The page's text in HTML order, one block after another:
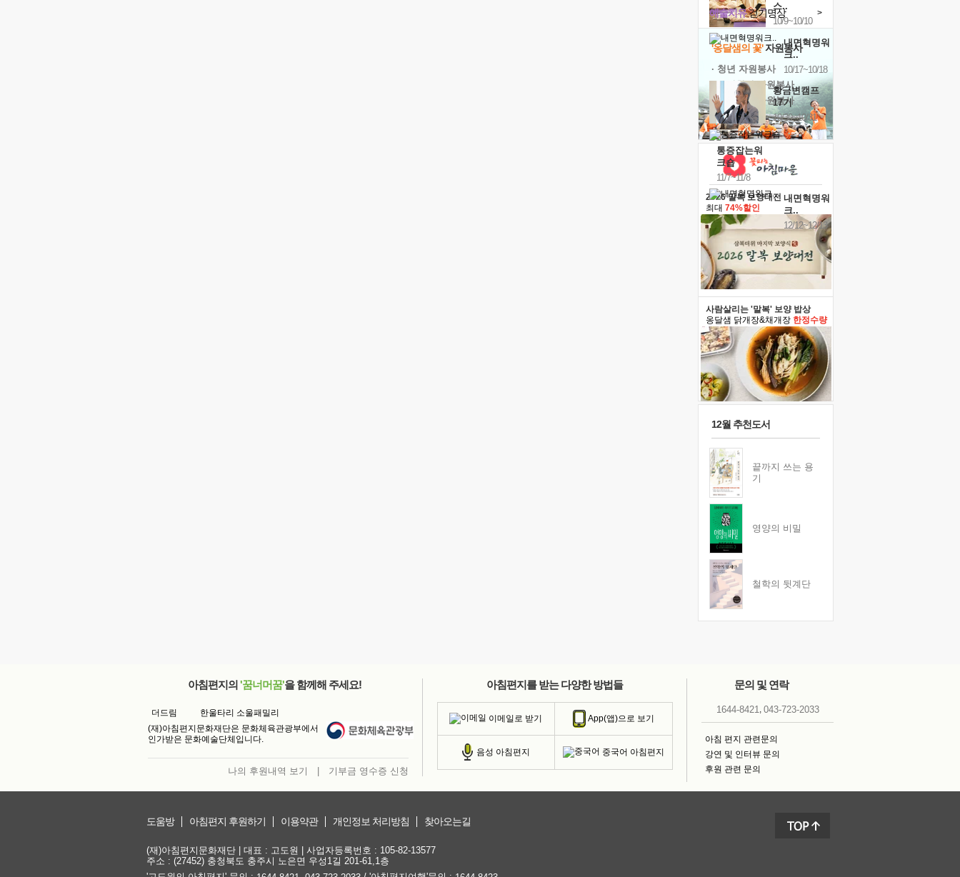
스..
10/9~10/10
내면혁명워
크..
10/17~10/18
황금변캠프
17기
10/30~10/31
통증잡는워
크숍
11/7~11/8
내면혁명워
크..
12/12~12/13
예술치유걷기명상 >
'옹달샘의 꽃'자원봉사
· 청년 자원봉사
· 금빛청년 자원봉사
· 음식연구 자원봉사
2026 말복 보양대전
최대 74%할인
사람살리는 '말복' 보양 밥상
옹달샘 닭개장&채개장 한정수량
12월 추천도서
끝까지 쓰는 용
기
영양의 비밀
철학의 뒷계단
아침편지의 '꿈너머꿈'을 함께해 주세요!
더드림
한울타리 소울패밀리
(재)아침편지문화재단은 문화체육관광부에서
인가받은 문화예술단체입니다.
나의 후원내역 보기 기부금 영수증 신청
아침편지를 받는 다양한 방법들
이메일로 받기 App(앱)으로 보기
음성 아침편지 중국어 아침편지
문의 및 연락
1644-8421, 043-723-2033
아침 편지 관련문의
강연 및 인터뷰 문의
후원 관련 문의
도움방 아침편지 후원하기 이용약관 개인정보 처리방침 찾아오는길
(재)아침편지문화재단 | 대표 : 고도원 | 사업자등록번호 : 105-82-13577
주소 : (27452) 충청북도 충주시 노은면 우성1길 201-61,1층